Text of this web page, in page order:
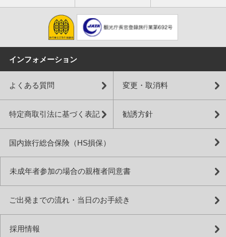
インフォメーション
よくある質問 変更・取消料
特定商取引法に基づく表記 勧誘方針
国内旅行総合保険（HS損保）
未成年者参加の場合の親権者同意書
ご出発までの流れ・当日のお手続き
採用情報